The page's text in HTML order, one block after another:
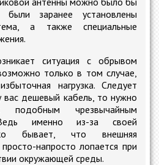
заранее установлены
а также специальные
ситуация с обрывом
только в том случае,
нагрузка. Следует
вас дешевый кабель, то нужно
чрезвычайным
Ведь именно из-за своей
бывает, что внешняя
напросто лопается при
окружающей среды.